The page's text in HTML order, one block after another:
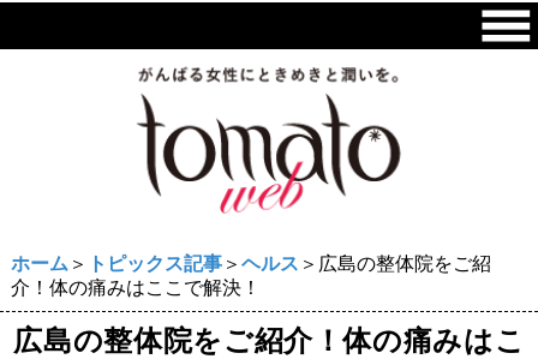
ホーム ＞ トピックス記事＞ ヘルス ＞広島の整体院をご紹
介！体の痛みはここで解決！
広島の整体院をご紹介！体の痛みはこ